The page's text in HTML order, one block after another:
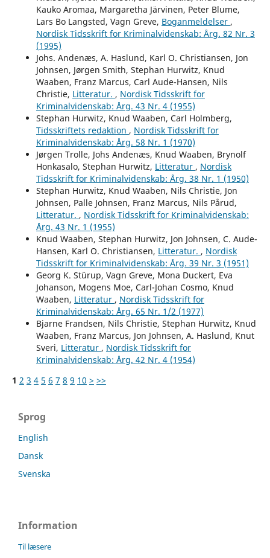
Kauko Aromaa, Margaretha Järvinen, Peter Blume,
Lars Bo Langsted, Vagn Greve, Boganmeldelser ,
Nordisk Tidsskrift for Kriminalvidenskab: Årg. 82 Nr. 3
(1995)
Johs. Andenæs, A. Haslund, Karl O. Christiansen, Jon
Johnsen, Jørgen Smith, Stephan Hurwitz, Knud
Waaben, Franz Marcus, Carl Aude-Hansen, Nils
Christie, Litteratur. , Nordisk Tidsskrift for
Kriminalvidenskab: Årg. 43 Nr. 4 (1955)
Stephan Hurwitz, Knud Waaben, Carl Holmberg,
Tidsskriftets redaktion , Nordisk Tidsskrift for
Kriminalvidenskab: Årg. 58 Nr. 1 (1970)
Jørgen Trolle, Johs Andenæs, Knud Waaben, Brynolf
Honkasalo, Stephan Hurwitz, Litteratur , Nordisk
Tidsskrift for Kriminalvidenskab: Årg. 38 Nr. 1 (1950)
Stephan Hurwitz, Knud Waaben, Nils Christie, Jon
Johnsen, Palle Johnsen, Franz Marcus, Nils Pårud,
Litteratur. , Nordisk Tidsskrift for Kriminalvidenskab:
Årg. 43 Nr. 1 (1955)
Knud Waaben, Stephan Hurwitz, Jon Johnsen, C. Aude-
Hansen, Karl O. Christiansen, Litteratur. , Nordisk
Tidsskrift for Kriminalvidenskab: Årg. 39 Nr. 3 (1951)
Georg K. Stürup, Vagn Greve, Mona Duckert, Eva
Johanson, Mogens Moe, Carl-Johan Cosmo, Knud
Waaben, Litteratur , Nordisk Tidsskrift for
Kriminalvidenskab: Årg. 65 Nr. 1/2 (1977)
Bjarne Frandsen, Nils Christie, Stephan Hurwitz, Knud
Waaben, Franz Marcus, Jon Johnsen, A. Haslund, Knut
Sveri, Litteratur , Nordisk Tidsskrift for
Kriminalvidenskab: Årg. 42 Nr. 4 (1954)
1 2 3 4 5 6 7 8 9 10 > >>
Sprog
English
Dansk
Svenska
Information
Til læsere